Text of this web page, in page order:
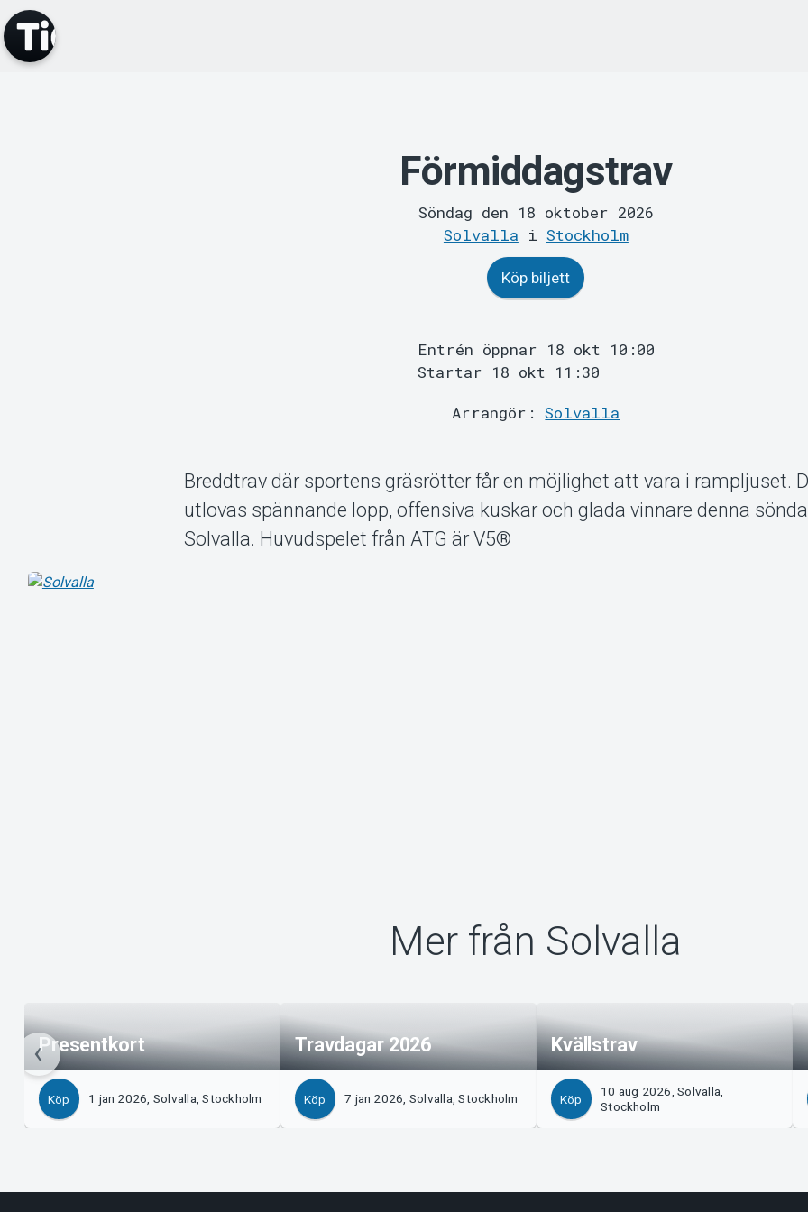
Förmiddagstrav
Söndag den 18 oktober 2026
Solvalla i Stockholm
Köp biljett
Entrén öppnar 18 okt 10:00
Startar 18 okt 11:30
Arrangör:Solvalla
Breddtrav där sportens gräsrötter får en möjlighet att vara i rampljuset.
utlovas spännande lopp, offensiva kuskar och glada vinnare denna
Solvalla. Huvudspelet från ATG är V5®
Mer från Solvalla
Presentkort
Köp 1 jan 2026, Solvalla, Stockholm
Travdagar 2026
Köp 7 jan 2026, Solvalla, Stockholm
Kvällstrav
Köp
10 aug 2026, Solvalla,
Stockholm